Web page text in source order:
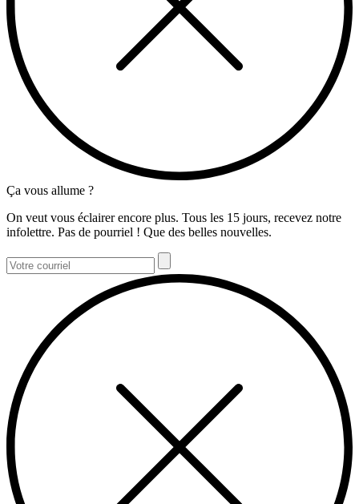
Ça vous allume ?
On veut vous éclairer encore plus. Tous les 15 jours, recevez notre
infolettre. Pas de pourriel ! Que des belles nouvelles.